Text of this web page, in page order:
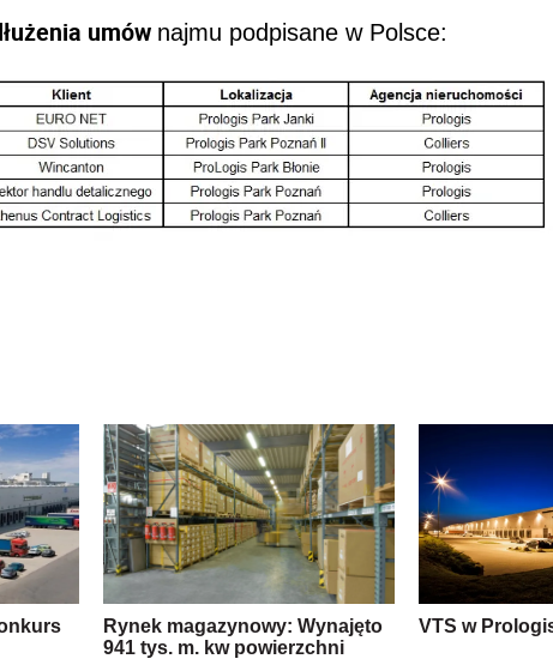
umów najmu podpisane w Polsce:
Rynek magazynowy: Wynajęto
941 tys. m. kw powierzchni
VTS w